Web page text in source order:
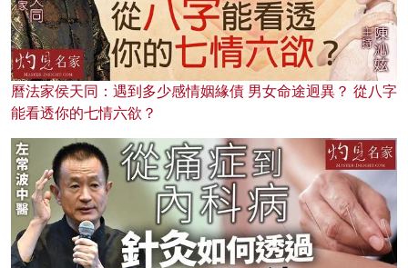
曆法家侯天同：遇到多少感情姻緣債 男女命途迥異？ 從八字
能看透你的七情六欲？